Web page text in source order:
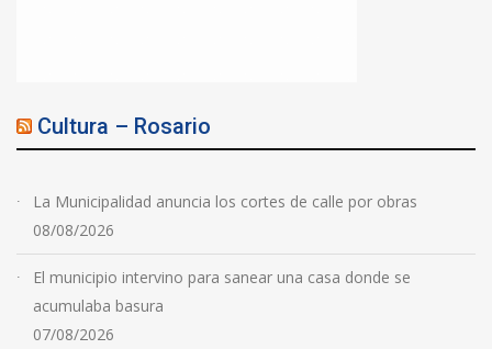
Cultura – Rosario
La Municipalidad anuncia los cortes de calle por obras
08/08/2026
El municipio intervino para sanear una casa donde se
acumulaba basura
07/08/2026